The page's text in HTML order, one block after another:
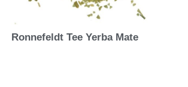
Ronnefeldt Tee Yerba Mate